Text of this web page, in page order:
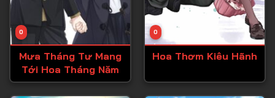
0
Mưa Tháng Tư Mang
Tới Hoa Tháng Năm
0
Hoa Thơm Kiêu Hãnh